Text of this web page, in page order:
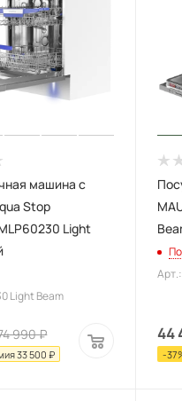
машина с
Stop
Light
Light Beam
990₽
33 500 ₽
44
-37